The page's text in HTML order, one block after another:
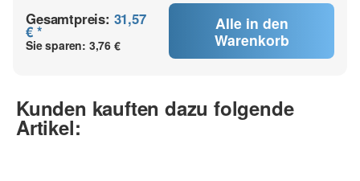
Gesamtpreis: 31,57
€ *
Sie sparen: 3,76 €
Alle in den
Warenkorb
Kunden kauften dazu folgende
Artikel: